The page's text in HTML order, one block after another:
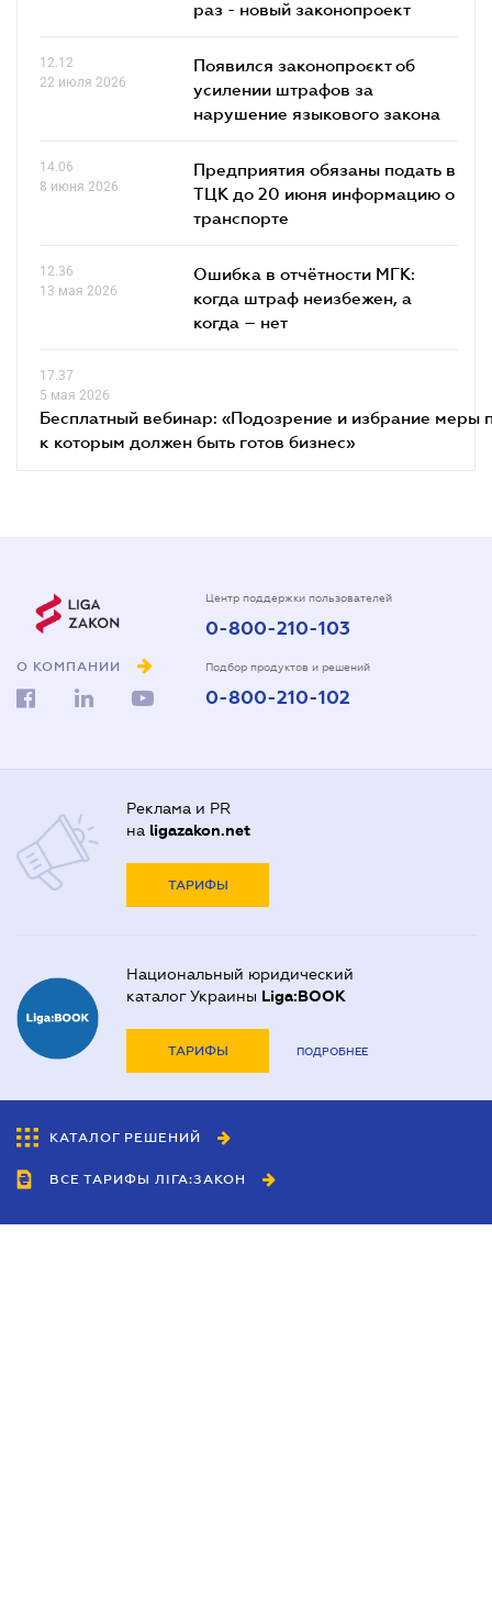
раз - новый законопроект
12.12
22 июля 2026
Появился законопроєкт об
усилении штрафов за
нарушение языкового закона
14.06
8 июня 2026
Предприятия обязаны подать в
ТЦК до 20 июня информацию о
транспорте
12.36
13 мая 2026
Ошибка в отчётности МГК:
когда штраф неизбежен, а
когда – нет
17.37
5 мая 2026
Бесплатный вебинар: «Подозрение и избрание меры
к которым должен быть готов бизнес»
О КОМПАНИИ
Центр поддержки пользователей
0-800-210-103
Подбор продуктов и решений
0-800-210-102
Реклама и PR
на ligazakon.net
ТАРИФЫ
Национальный юридический
каталог Украины Liga:BOOK
ТАРИФЫ ПОДРОБНЕЕ
КАТАЛОГ РЕШЕНИЙ
ВСЕ ТАРИФЫ ЛІГА:ЗАКОН